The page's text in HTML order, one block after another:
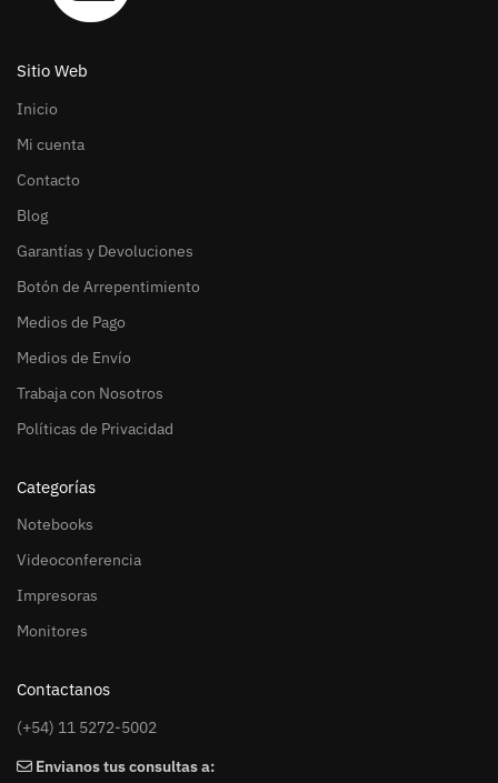
Sitio Web
Inicio
Mi cuenta
Contacto
Blog
Garantías y Devoluciones
Botón de Arrepentimiento
Medios de Pago
Medios de Envío
Trabaja con Nosotros
Políticas de Privacidad
Categorías
Notebooks
Videoconferencia
Impresoras
Monitores
Contactanos
(+54) 11 5272-5002
Envianos tus consultas a: